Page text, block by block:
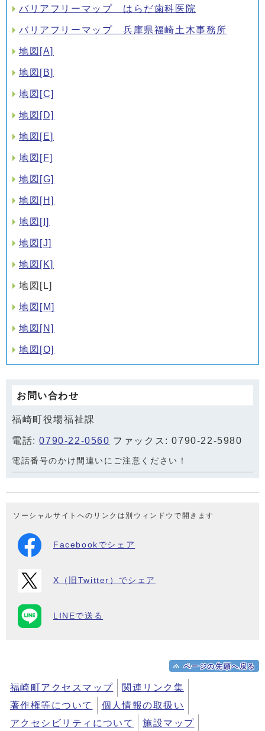
バリアフリーマップ はらだ歯科医院
バリアフリーマップ 兵庫県福崎土木事務所
地図[A]
地図[B]
地図[C]
地図[D]
地図[E]
地図[F]
地図[G]
地図[H]
地図[I]
地図[J]
地図[K]
地図[L]
地図[M]
地図[N]
地図[O]
お問い合わせ
福崎町役場福祉課
電話:0790-22-0560 ファックス: 0790-22-5980
電話番号のかけ間違いにご注意ください！
ソーシャルサイトへのリンクは別ウィンドウで開きます
Facebookでシェア
X（旧Twitter）でシェア
LINEで送る
ページの先頭へ戻る
福崎町アクセスマップ
関連リンク集
著作権等について
個人情報の取扱い
アクセシビリティについて
施設マップ